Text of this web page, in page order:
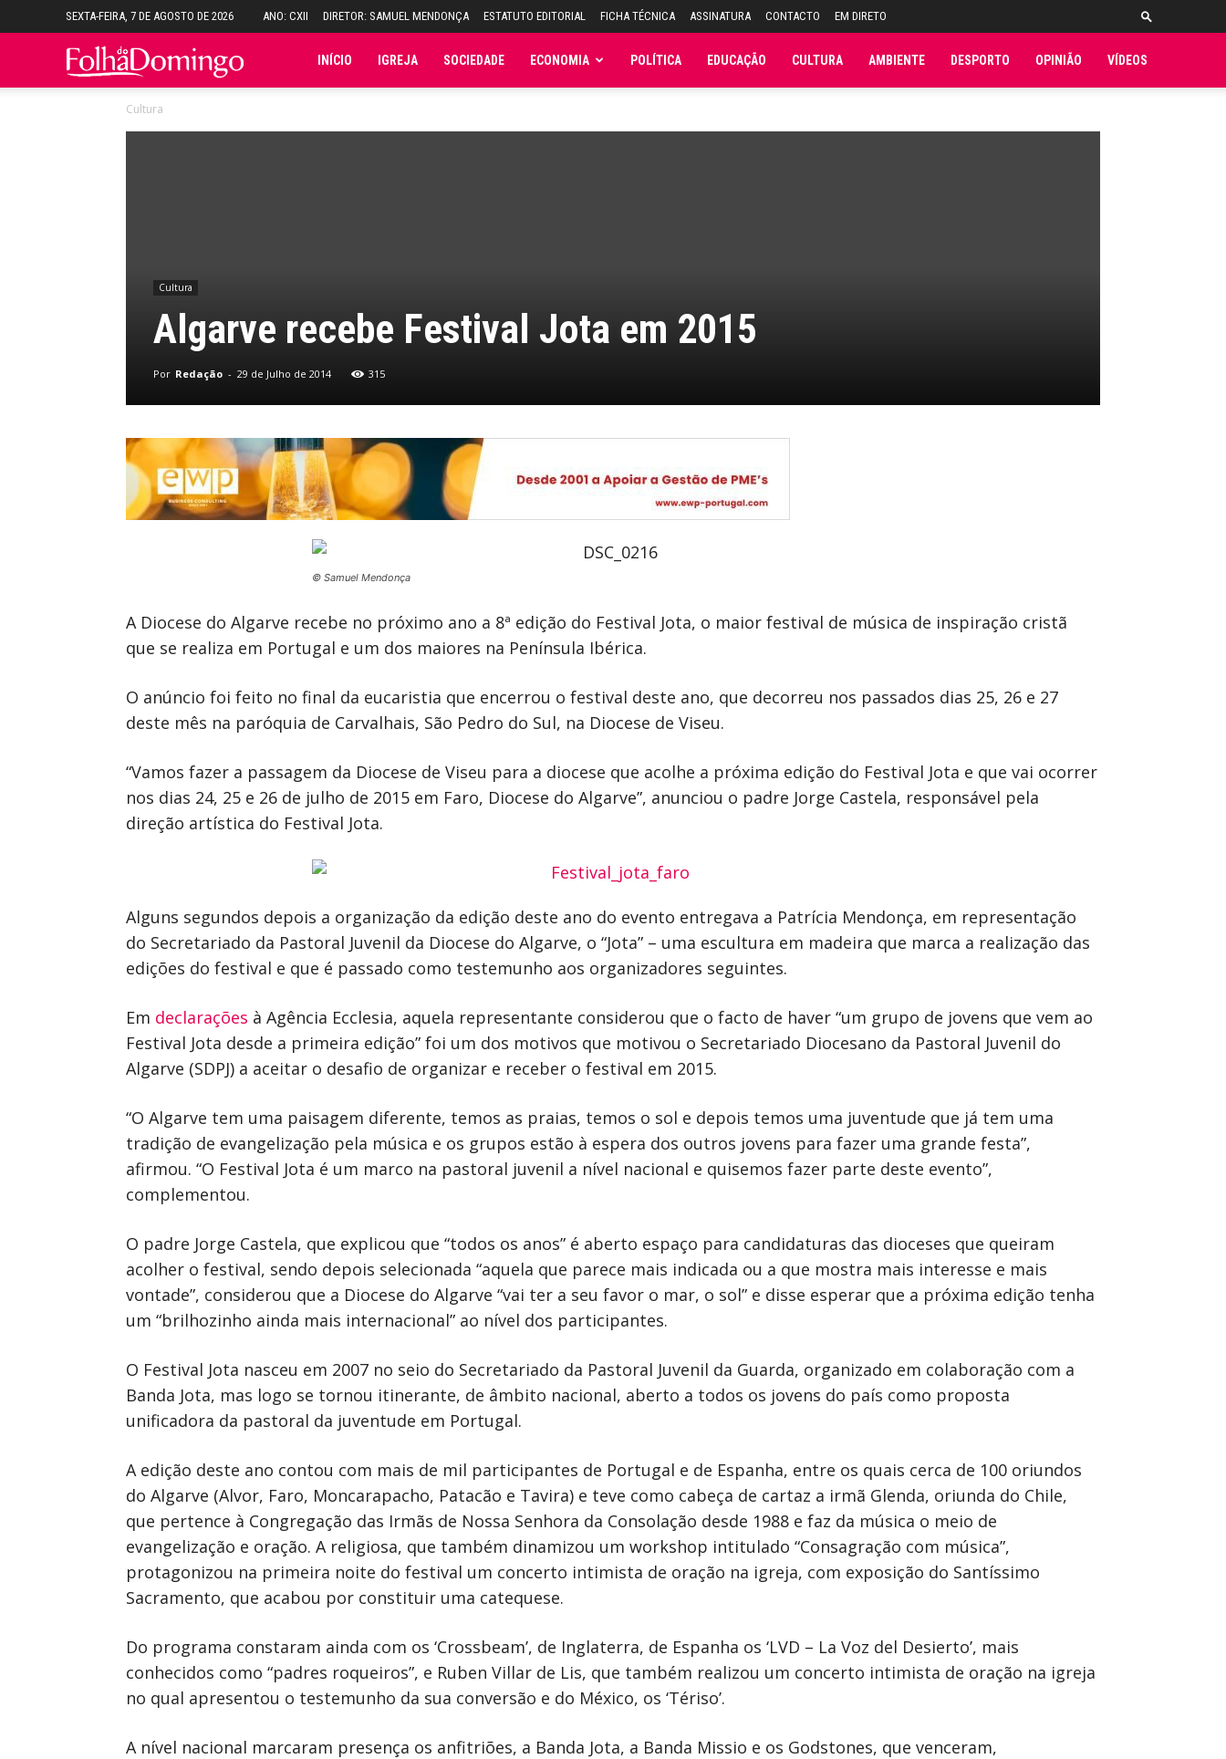
SEXTA-FEIRA, 7 DE AGOSTO DE 2026 ANO: CXII DIRETOR: SAMUEL MENDONÇA ESTATUTO EDITORIAL FICHA TÉCNICA ASSINATURA CONTACTO EM DIRETO
Folha INÍCIO IGREJA SOCIEDADE ECONOMIA POLÍTICA EDUCAÇÃO CULTURA AMBIENTE DESPORTO OPINIÃO VÍDEOS
Cultura
Cultura
Algarve recebe Festival Jota em 2015
Por Redação - 29 de Julho de 2014 315
© Samuel Mendonça
A Diocese do Algarve recebe no próximo ano a 8ª edição do Festival Jota, o maior festival de música de inspiração cristã
que se realiza em Portugal e um dos maiores na Península Ibérica.
O anúncio foi feito no final da eucaristia que encerrou o festival deste ano, que decorreu nos passados dias 25, 26 e 27
deste mês na paróquia de Carvalhais, São Pedro do Sul, na Diocese de Viseu.
“Vamos fazer a passagem da Diocese de Viseu para a diocese que acolhe a próxima edição do Festival Jota e que vai ocorrer
nos dias 24, 25 e 26 de julho de 2015 em Faro, Diocese do Algarve”, anunciou o padre Jorge Castela, responsável pela
direção artística do Festival Jota.
Alguns segundos depois a organização da edição deste ano do evento entregava a Patrícia Mendonça, em representação
do Secretariado da Pastoral Juvenil da Diocese do Algarve, o “Jota” – uma escultura em madeira que marca a realização das
edições do festival e que é passado como testemunho aos organizadores seguintes.
Em declarações à Agência Ecclesia, aquela representante considerou que o facto de haver “um grupo de jovens que vem ao
Festival Jota desde a primeira edição” foi um dos motivos que motivou o Secretariado Diocesano da Pastoral Juvenil do
Algarve (SDPJ) a aceitar o desafio de organizar e receber o festival em 2015.
“O Algarve tem uma paisagem diferente, temos as praias, temos o sol e depois temos uma juventude que já tem uma
tradição de evangelização pela música e os grupos estão à espera dos outros jovens para fazer uma grande festa”,
afirmou. “O Festival Jota é um marco na pastoral juvenil a nível nacional e quisemos fazer parte deste evento”,
complementou.
O padre Jorge Castela, que explicou que “todos os anos” é aberto espaço para candidaturas das dioceses que queiram
acolher o festival, sendo depois selecionada “aquela que parece mais indicada ou a que mostra mais interesse e mais
vontade”, considerou que a Diocese do Algarve “vai ter a seu favor o mar, o sol” e disse esperar que a próxima edição tenha
um “brilhozinho ainda mais internacional” ao nível dos participantes.
O Festival Jota nasceu em 2007 no seio do Secretariado da Pastoral Juvenil da Guarda, organizado em colaboração com a
Banda Jota, mas logo se tornou itinerante, de âmbito nacional, aberto a todos os jovens do país como proposta
unificadora da pastoral da juventude em Portugal.
A edição deste ano contou com mais de mil participantes de Portugal e de Espanha, entre os quais cerca de 100 oriundos
do Algarve (Alvor, Faro, Moncarapacho, Patacão e Tavira) e teve como cabeça de cartaz a irmã Glenda, oriunda do Chile,
que pertence à Congregação das Irmãs de Nossa Senhora da Consolação desde 1988 e faz da música o meio de
evangelização e oração. A religiosa, que também dinamizou um workshop intitulado “Consagração com música”,
protagonizou na primeira noite do festival um concerto intimista de oração na igreja, com exposição do Santíssimo
Sacramento, que acabou por constituir uma catequese.
Do programa constaram ainda com os ‘Crossbeam’, de Inglaterra, de Espanha os ‘LVD – La Voz del Desierto’, mais
conhecidos como “padres roqueiros”, e Ruben Villar de Lis, que também realizou um concerto intimista de oração na igreja
no qual apresentou o testemunho da sua conversão e do México, os ‘Tériso’.
A nível nacional marcaram presença os anfitriões, a Banda Jota, a Banda Missio e os Godstones, que venceram,